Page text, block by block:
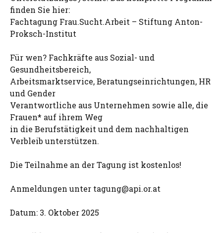
finden Sie hier:
Fachtagung Frau.Sucht.Arbeit – Stiftung Anton-
Proksch-Institut
Für wen? Fachkräfte aus Sozial- und
Gesundheitsbereich,
Arbeitsmarktservice, Beratungseinrichtungen, HR
und Gender
Verantwortliche aus Unternehmen sowie alle, die
Frauen* auf ihrem Weg
in die Berufstätigkeit und dem nachhaltigen
Verbleib unterstützen.
Die Teilnahme an der Tagung ist kostenlos!
Anmeldungen unter tagung@api.or.at
Datum: 3. Oktober 2025